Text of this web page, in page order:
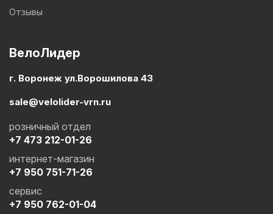
ВелоЛидер
г. Воронеж ул.Ворошилова 43
sale@velolider-vrn.ru
+7 473 212-01-26
розничный отдел
+7 950 751-71-26
интернет-магазин
+7 950 762-01-04
сервис
Отзывы